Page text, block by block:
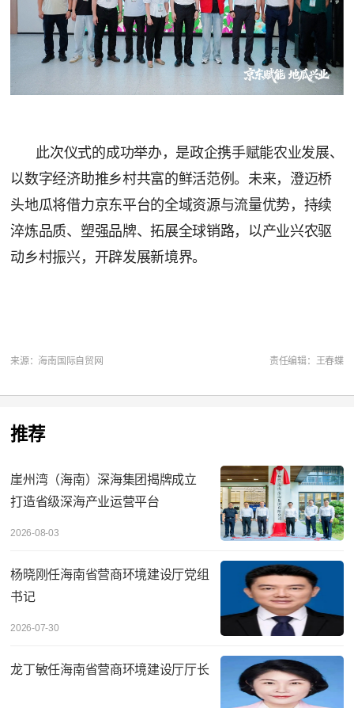
此次仪式的成功举办，是政企携手赋能农业发展、
以数字经济助推乡村共富的鲜活范例。未来，澄迈桥
头地瓜将借力京东平台的全域资源与流量优势，持续
淬炼品质、塑强品牌、拓展全球销路，以产业兴农驱
动乡村振兴，开辟发展新境界。
来源：海南国际自贸网 责任编辑：王春蝶
推荐
崖州湾（海南）深海集团揭牌成立
打造省级深海产业运营平台
2026-08-03
杨晓刚任海南省营商环境建设厅党组
书记
2026-07-30
龙丁敏任海南省营商环境建设厅厅长